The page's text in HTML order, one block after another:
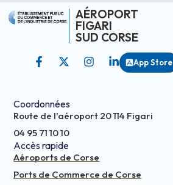
AÉROPORT
FIGARI
SUD CORSE
App Store
Coordonnées
Route de l'aéroport 20 114 Figari
04 95 71 10 10
Accès rapide
Aéroports de Corse
Ports de Commerce de Corse